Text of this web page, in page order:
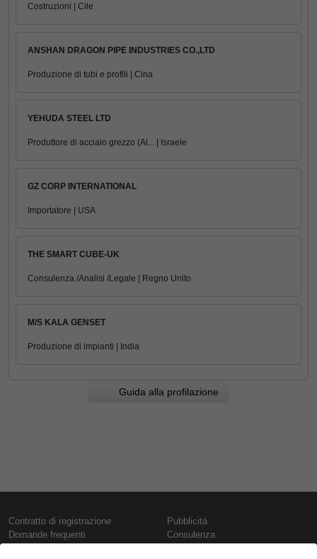
Costruzioni | Cile
ANSHAN DRAGON PIPE INDUSTRIES CO.,LTD
Produzione di tubi e profili | Cina
YEHUDA STEEL LTD
Produttore di acciaio grezzo (Al... | Israele
GZ CORP INTERNATIONAL
Importatore | USA
THE SMART CUBE-UK
Consulenza /Analisi /Legale | Regno Unito
M/S KALA GENSET
Produzione di impianti | India
Guida alla profilazione
Contratto di registrazione
Domande frequenti
Pubblicità
Consulenza